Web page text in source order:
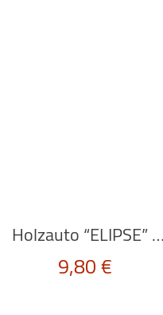
Holzauto “ELIPSE” in orange von BAJO
9,80€